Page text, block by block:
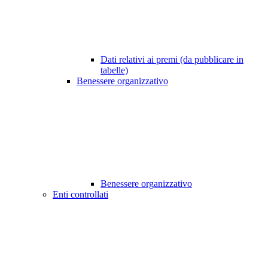
Dati relativi ai premi (da pubblicare in
tabelle)
Benessere organizzativo
Benessere organizzativo
Enti controllati